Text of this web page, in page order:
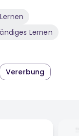
Lernen
Vererbung